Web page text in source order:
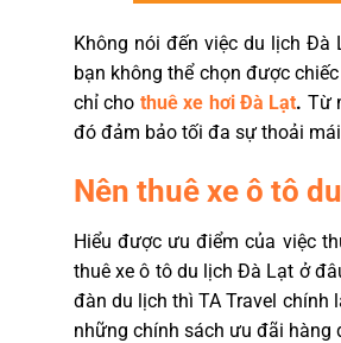
Không nói đến việc du lịch Đà
bạn không thể chọn được
chỉ cho thuê xe hơi Đà Lạt. Từ
đó đảm bảo tối đa sự thoải
Nên thuê xe ô tô
Hiểu được ưu điểm của việc
thuê xe ô tô du lịch Đà Lạt ở
đàn du lịch thì TA Travel chính
những chính sách ưu đãi hàng